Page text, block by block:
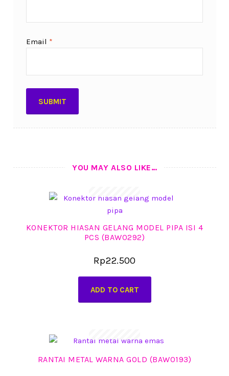
Email *
YOU MAY ALSO LIKE…
KONEKTOR HIASAN GELANG MODEL PIPA ISI 4
PCS (BAW0292)
Rp22.500
ADD TO CART
RANTAI METAL WARNA GOLD (BAW0193)